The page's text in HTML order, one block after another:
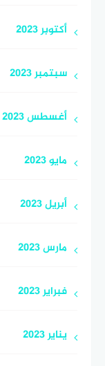
أكتوبر 2023
سبتمبر 2023
أغسطس 2023
مايو 2023
أبريل 2023
مارس 2023
فبراير 2023
يناير 2023